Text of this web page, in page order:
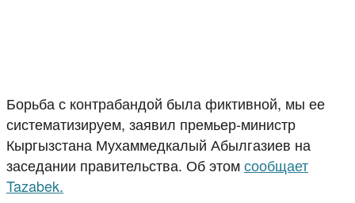
Борьба с контрабандой была фиктивной, мы ее
систематизируем, заявил премьер-министр
Кыргызстана Мухаммедкалый Абылгазиев на
заседании правительства. Об этомсообщает
Tazabek.